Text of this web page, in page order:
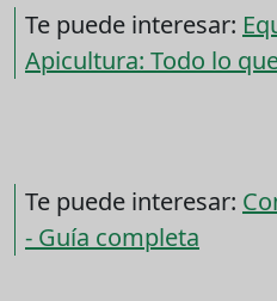
Te puede interesar:
Apicultura: Todo lo
Te puede interesar:
- Guía completa